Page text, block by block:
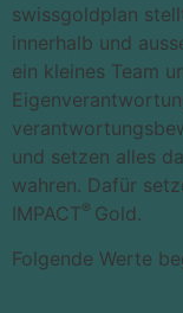
swissgoldplan
innerhalb und
ein kleines Team
und setzen alles
wahren. Dafür
IMPACT® Gold.
Folgende Werte